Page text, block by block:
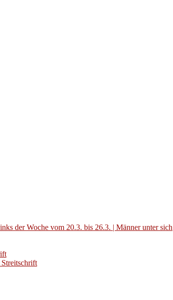
der Woche vom 20.3. bis 26.3. | Männer unter sich